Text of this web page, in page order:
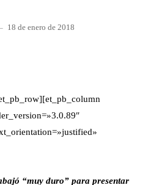
18 de enero de 2018
“muy duro” para presentar